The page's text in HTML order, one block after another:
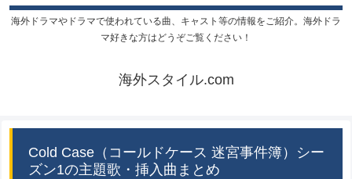
海外ドラマやドラマで使われている曲、キャスト等の情報をご紹介。海外ドラ
マ好きな方はどうぞご覧ください！
海外スタイル.com
Cold Case（コールドケース 迷宮事件簿）シー
ズン1の主題歌・挿入曲まとめ